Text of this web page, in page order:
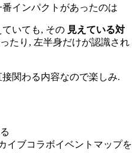
インパクトがあったのは
いても, その 見えている対
たり, 左半身だけが認識され
関わる内容なので楽しみ.
イブコラボイベントマップを